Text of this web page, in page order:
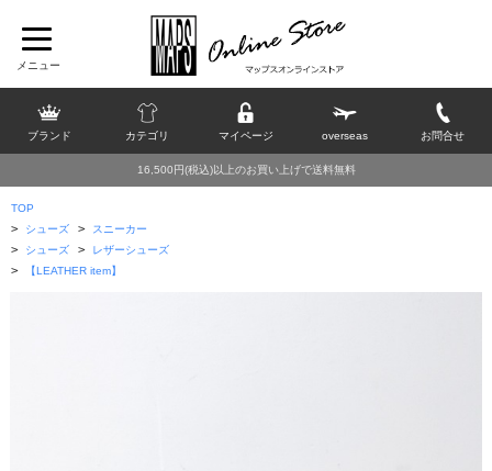
ブランド カテゴリ マイページ overseas お問合せ
16,500円(税込)以上のお買い上げで送料無料
TOP
> シューズ > スニーカー
> シューズ > レザーシューズ
> 【LEATHER item】